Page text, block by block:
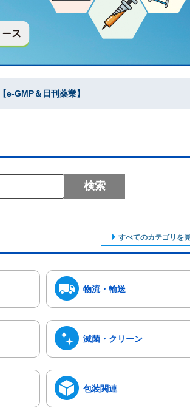
e-GMP＆日刊薬業】
検索
すべてのカテゴリを
物流・輸送
滅菌・クリーン
包装関連